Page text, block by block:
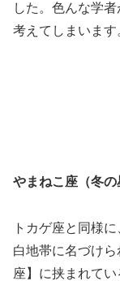
した。色んな学
考えてしまいます
やまねこ座（冬の
トカゲ座と同様
白地帯に名づけ
座】に挟まれて